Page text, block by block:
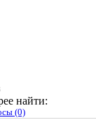
найти:
(0)